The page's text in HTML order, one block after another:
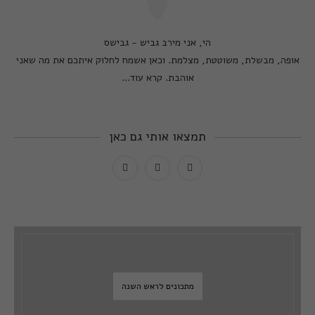
הי, אני מירב גביש - גבישס
אופה, מבשלת, משוטטת, מצלמת. וכאן אשמח לחלוק איתכם את מה שאני
אוהבת. קרא עוד...
תמצאו אותי גם כאן
מתכונים לראש השנה